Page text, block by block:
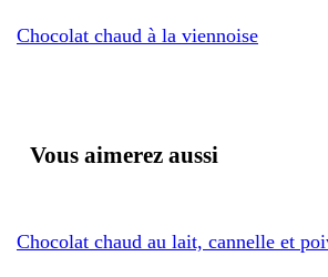
Chocolat chaud à la viennoise
Vous aimerez aussi
Chocolat chaud au lait, cannelle et